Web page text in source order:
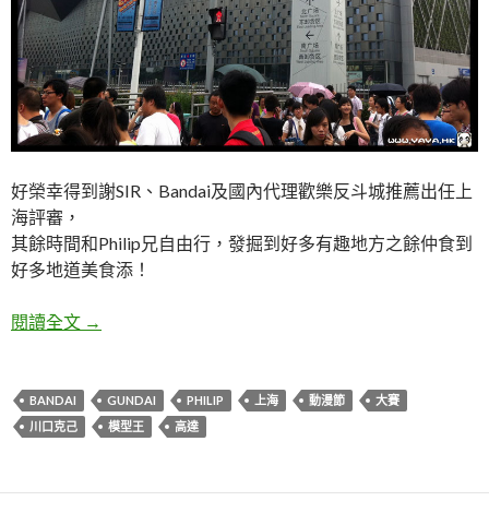
好榮幸得到謝SIR、Bandai及國內代理歡樂反斗城推薦出任上
海評審，
其餘時間和Philip兄自由行，發掘到好多有趣地方之餘仲食到
好多地道美食添！
閱讀全文 上海動漫節高達模型比賽評審之旅 2012.07.11-14
→
BANDAI GUNDAI PHILIP 上海 動漫節
大賽
川口克己
模型王 高達